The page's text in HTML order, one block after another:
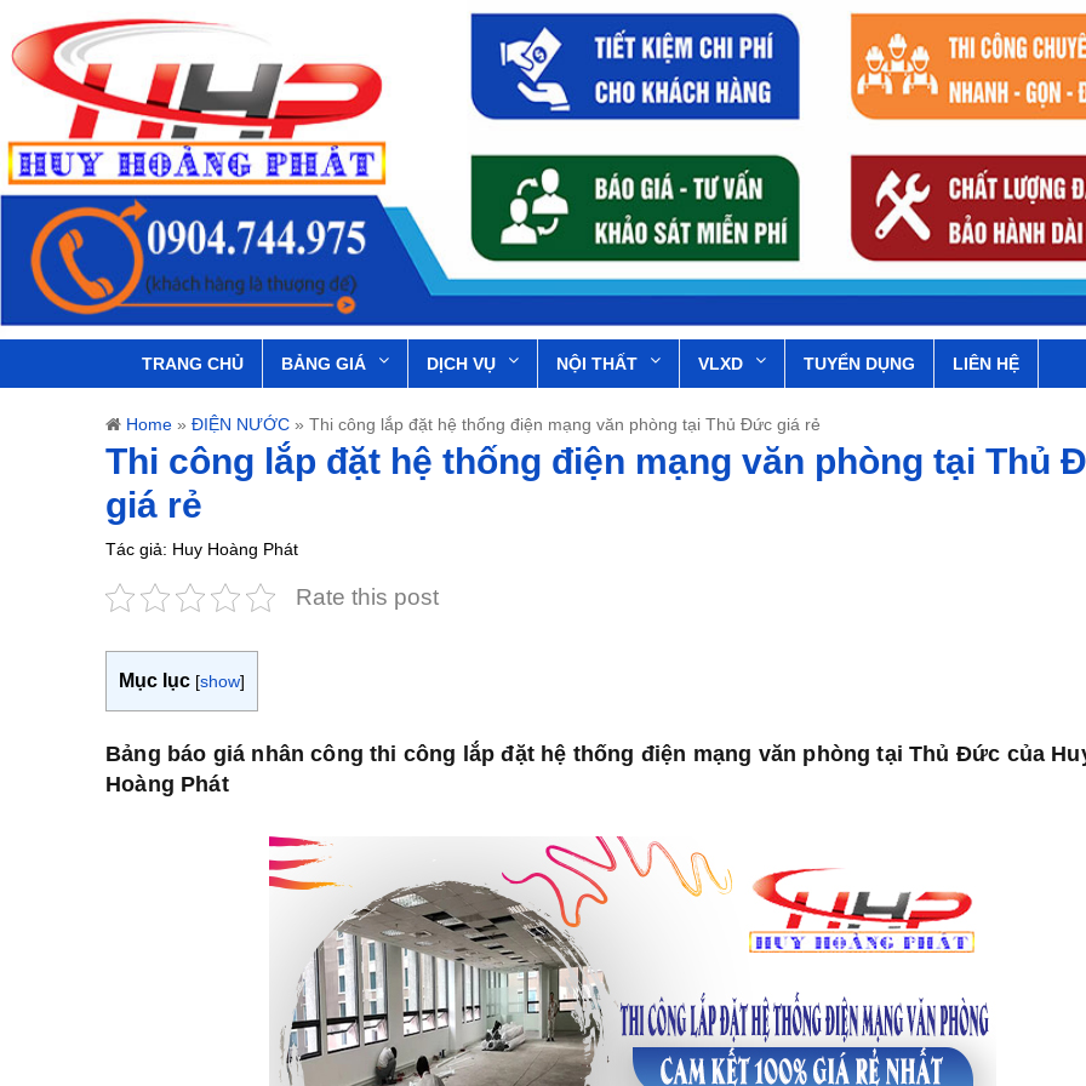
TRANG CHỦ BẢNG GIÁ DỊCH VỤ NỘI THẤT VLXD TUYỂN DỤNG LIÊN HỆ
Home » ĐIỆN NƯỚC » Thi công lắp đặt hệ thống điện mạng văn phòng tại Thủ Đức giá rẻ
Thi công lắp đặt hệ thống điện mạng văn phòng tại Thủ
giá rẻ
Tác giả: Huy Hoàng Phát
Rate this post
Mục lục [show]
Bảng báo giá nhân công thi công lắp đặt hệ thống điện mạng văn phòng tại Thủ Đức của
Hoàng Phát